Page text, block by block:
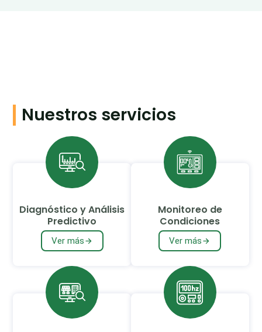
Nuestros servicios
Diagnóstico y Análisis
Predictivo
Ver más
Monitoreo de
Condiciones
Ver más